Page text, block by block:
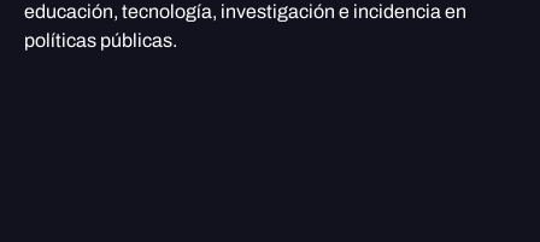
educación, tecnología, investigación e incidencia en
políticas públicas.